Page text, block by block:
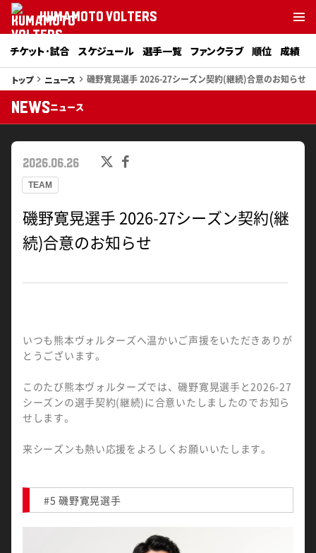
KUMAMOTO VOLTERS
チケット･試合 スケジュール 選手一覧 ファンクラブ 順位 成績
トップkeyboard_arrow_right ニュース keyboard_arrow_right 磯野寛晃選手 2026-27シーズン契約(継続)合意のお知らせ
NEWSニュース
TEAM
2026.06.26
磯野寛晃選手 2026-27シーズン契約(継
続)合意のお知らせ
いつも熊本ヴォルターズへ温かいご声援をいただきありが
とうございます。
このたび熊本ヴォルターズでは、磯野寛晃選手と2026-27
シーズンの選手契約(継続)に合意いたしましたのでお知ら
せします。
来シーズンも熱い応援をよろしくお願いいたします。
#5 磯野寛晃選手